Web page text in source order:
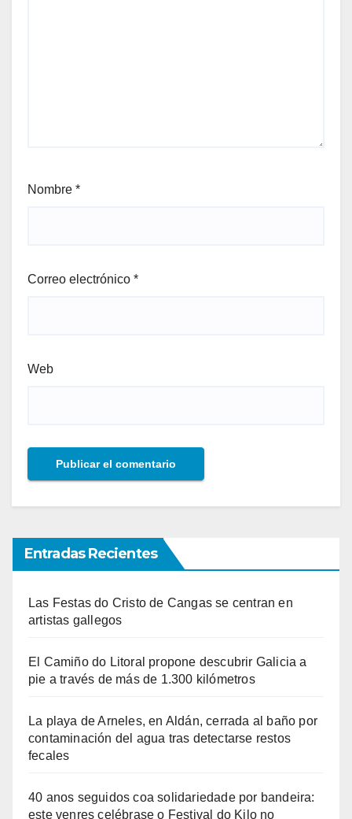
Nombre *
Correo electrónico *
Web
Entradas Recientes
Las Festas do Cristo de Cangas se centran en
artistas gallegos
El Camiño do Litoral propone descubrir Galicia a
pie a través de más de 1.300 kilómetros
La playa de Arneles, en Aldán, cerrada al baño por
contaminación del agua tras detectarse restos
fecales
40 anos seguidos coa solidariedade por bandeira:
este venres celébrase o Festival do Kilo no